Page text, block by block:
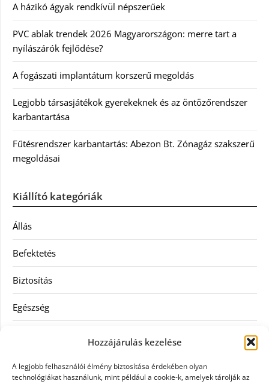
Hozzájárulás kezelése
A legjobb felhasználói élmény biztosítása érdekében olyan
technológiákat használunk, mint például a cookie-k, amelyek tárolják az
A házikó ágyak rendkívül népszerűek
PVC ablak trendek 2026 Magyarországon: merre tart a
nyílászárók fejlődése?
A fogászati implantátum korszerű megoldás
Legjobb társasjátékok gyerekeknek és az öntözőrendszer
karbantartása
Fűtésrendszer karbantartás: Abezon Bt. Zónagáz szakszerű
megoldásai
Kiállító kategóriák
Állás
Befektetés
Biztosítás
Egészség
Ingatlan